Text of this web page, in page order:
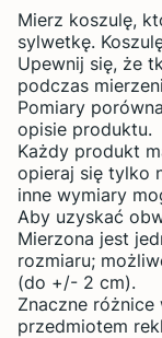
Mierz koszulę,
sylwetkę.
Upewnij się, że
podczas
Pomiary
opisie produktu.
Każdy produkt
opieraj się tylko
inne wymiary
Aby uzyskać
Mierzona jest
rozmiaru;
(do +/- 2 cm).
Znaczne
przedmiotem